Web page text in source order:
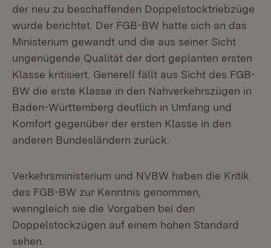
der neu zu beschaffenden Doppelstocktriebzüge
wurde berichtet. Der FGB-BW hatte sich an das
Ministerium gewandt und die aus seiner Sicht
ungenügende Qualität der dort geplanten ersten
Klasse kritisiert. Generell fällt aus Sicht des FGB-
BW die erste Klasse in den Nahverkehrszügen in
Baden-Württemberg deutlich in Umfang und
Komfort gegenüber der ersten Klasse in den
anderen Bundesländern zurück.
Verkehrsministerium und NVBW haben die Kritik
des FGB-BW zur Kenntnis genommen,
wenngleich sie die Vorgaben bei den
Doppelstockzügen auf einem hohen Standard
sehen.